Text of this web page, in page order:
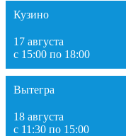
Кузино
17 августа
с 15:00 по 18:00
Вытегра
18 августа
с 11:30 по 15:00